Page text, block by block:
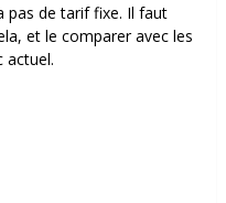
pas de tarif fixe. Il faut
et le comparer avec les
actuel.